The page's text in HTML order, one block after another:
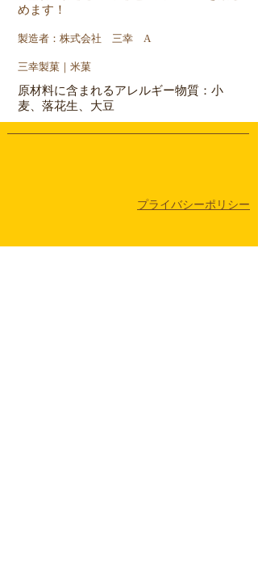
めます！
製造者：株式会社 三幸 A
三幸製菓｜米菓
原材料に含まれるアレルギー物質：小
麦、落花生、大豆
​プライバシーポリシー